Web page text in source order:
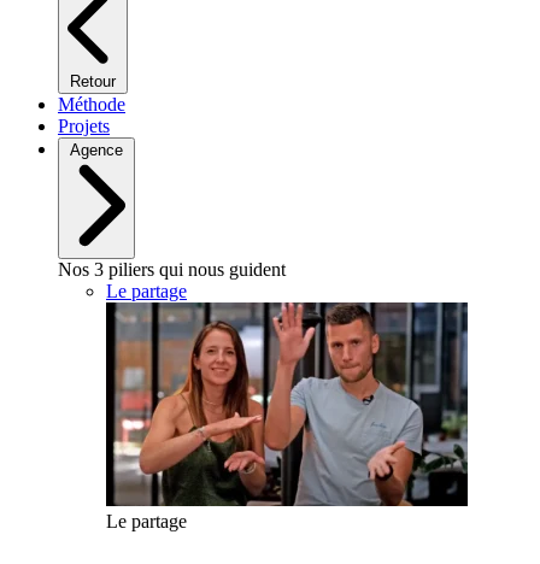
Retour
Méthode
Projets
Agence
Nos 3 piliers qui nous guident
Le partage
Le partage